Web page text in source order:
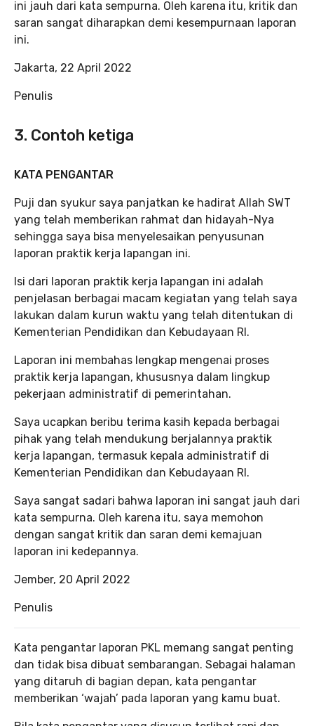
ini jauh dari kata sempurna. Oleh karena itu, kritik dan
saran sangat diharapkan demi kesempurnaan laporan
ini.
Jakarta, 22 April 2022
Penulis
3. Contoh ketiga
KATA PENGANTAR
Puji dan syukur saya panjatkan ke hadirat Allah SWT
yang telah memberikan rahmat dan hidayah-Nya
sehingga saya bisa menyelesaikan penyusunan
laporan praktik kerja lapangan ini.
Isi dari laporan praktik kerja lapangan ini adalah
penjelasan berbagai macam kegiatan yang telah saya
lakukan dalam kurun waktu yang telah ditentukan di
Kementerian Pendidikan dan Kebudayaan RI.
Laporan ini membahas lengkap mengenai proses
praktik kerja lapangan, khususnya dalam lingkup
pekerjaan administratif di pemerintahan.
Saya ucapkan beribu terima kasih kepada berbagai
pihak yang telah mendukung berjalannya praktik
kerja lapangan, termasuk kepala administratif di
Kementerian Pendidikan dan Kebudayaan RI.
Saya sangat sadari bahwa laporan ini sangat jauh dari
kata sempurna. Oleh karena itu, saya memohon
dengan sangat kritik dan saran demi kemajuan
laporan ini kedepannya.
Jember, 20 April 2022
Penulis
Kata pengantar laporan PKL memang sangat penting
dan tidak bisa dibuat sembarangan. Sebagai halaman
yang ditaruh di bagian depan, kata pengantar
memberikan ‘wajah’ pada laporan yang kamu buat.